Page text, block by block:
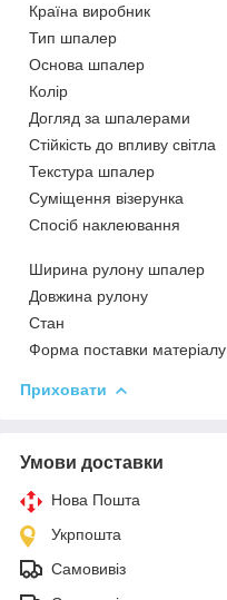
Країна виробник
Тип шпалер
Основа шпалер
Колір
Догляд за шпалерами
Стійкість до впливу світла
Текстура шпалер
Суміщення візерунка
Спосіб наклеювання
Ширина рулону шпалер
Довжина рулону
Стан
Форма поставки матеріалу
Приховати
Умови доставки
Нова Пошта
Укрпошта
Самовивіз